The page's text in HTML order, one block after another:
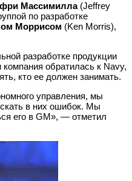
Массимилла(Jeffrey
по разработке
Моррисом (Ken Morris),
разработке продукции
обратилась к Navy,
кто ее должен занимать.
управления, мы
в них ошибок. Мы
его в GM», — отметил